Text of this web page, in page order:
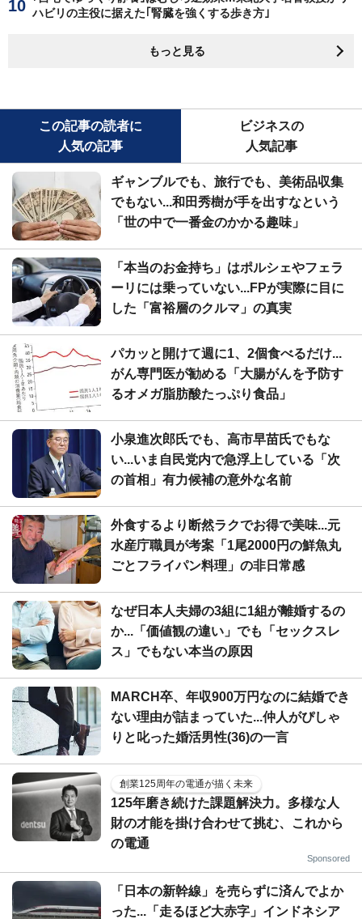
ハビリの主役に据えた｢腎臓を強くする歩き方｣
もっと見る
この記事の読者に
人気の記事
ビジネスの
人気記事
ギャンブルでも、旅行でも、美術品収集
でもない...和田秀樹が手を出すなという
「世の中で一番金のかかる趣味」
「本当のお金持ち」はポルシェやフェラ
ーリには乗っていない...FPが実際に目に
した「富裕層のクルマ」の真実
パカッと開けて週に1、2個食べるだけ...
がん専門医が勧める「大腸がんを予防す
るオメガ脂肪酸たっぷり食品」
小泉進次郎氏でも、高市早苗氏でもな
い...いま自民党内で急浮上している「次
の首相」有力候補の意外な名前
外食するより断然ラクでお得で美味...元
水産庁職員が考案「1尾2000円の鮮魚丸
ごとフライパン料理」の非日常感
なぜ日本人夫婦の3組に1組が離婚するの
か...「価値観の違い」でも「セックスレ
ス」でもない本当の原因
MARCH卒、年収900万円なのに結婚でき
ない理由が詰まっていた...仲人がぴしゃ
りと叱った婚活男性(36)の一言
創業125周年の電通が描く未来
125年磨き続けた課題解決力。多様な人
財の才能を掛け合わせて挑む、これから
の電通
Sponsored
「日本の新幹線」を売らずに済んでよか
った...「走るほど大赤字」インドネシア